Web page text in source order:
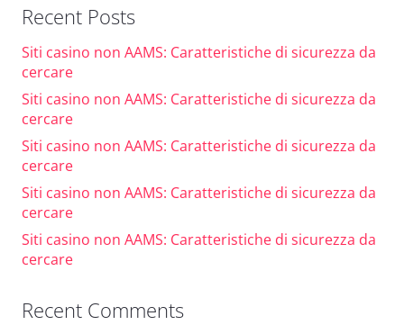
Recent Posts
Siti casino non AAMS: Caratteristiche di sicurezza da
cercare
Siti casino non AAMS: Caratteristiche di sicurezza da
cercare
Siti casino non AAMS: Caratteristiche di sicurezza da
cercare
Siti casino non AAMS: Caratteristiche di sicurezza da
cercare
Siti casino non AAMS: Caratteristiche di sicurezza da
cercare
Recent Comments